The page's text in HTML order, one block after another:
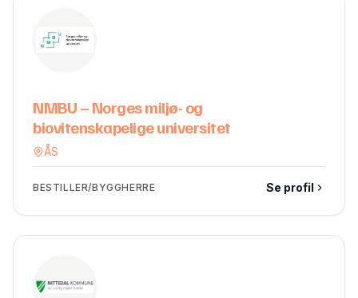
NMBU – Norges miljø- og
biovitenskapelige universitet
ÅS
BESTILLER/BYGGHERRE Se profil